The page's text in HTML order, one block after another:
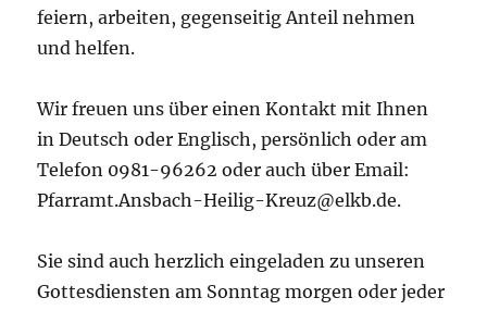
feiern, arbeiten, gegenseitig Anteil nehmen
und helfen.
Wir freuen uns über einen Kontakt mit Ihnen
in Deutsch oder Englisch, persönlich oder am
Telefon 0981-96262 oder auch über Email:
Pfarramt.Ansbach-Heilig-Kreuz@elkb.de.
Sie sind auch herzlich eingeladen zu unseren
Gottesdiensten am Sonntag morgen oder jeder